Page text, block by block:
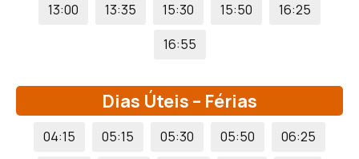
13:00
13:35 15:30 15:50
16:25
16:55
Dias Úteis – Férias
04:15 05:15 05:30 05:50
06:25